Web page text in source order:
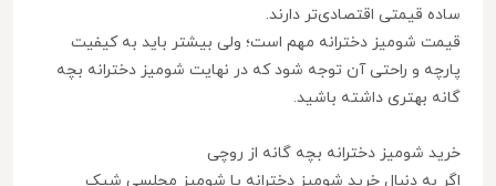
ساده قیمتی اقتصادی‌تر دارند.
قیمت شومیز دخترانه مهم است؛ ولی بیشتر باید به کیفیت
پارچه و راحتی آن توجه شود که در نهایت شومیز دخترانه بچه
گانه بهتری داشته باشید.
خرید شومیز دخترانه بچه گانه از روچی
اگر به دنبال خرید شومیز دخترانه یا شومیز مجلسی شیک